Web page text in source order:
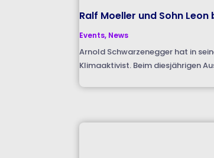
Ralf Moeller und Sohn
Events, News
Arnold Schwarzenegger hat in
Klimaaktivist. Beim diesjährigen